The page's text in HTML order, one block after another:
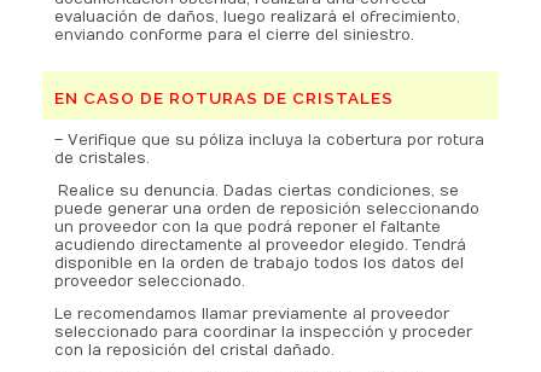
evaluación de daños, luego realizará el ofrecimiento,
enviando conforme para el cierre del siniestro.
EN CASO DE ROTURAS DE CRISTALES
– Verifique que su póliza incluya la cobertura por rotura
de cristales.
Realice su denuncia. Dadas ciertas condiciones, se
puede generar una orden de reposición seleccionando
un proveedor con la que podrá reponer el faltante
acudiendo directamente al proveedor elegido. Tendrá
disponible en la orden de trabajo todos los datos del
proveedor seleccionado.
Le recomendamos llamar previamente al proveedor
seleccionado para coordinar la inspección y proceder
con la reposición del cristal dañado.